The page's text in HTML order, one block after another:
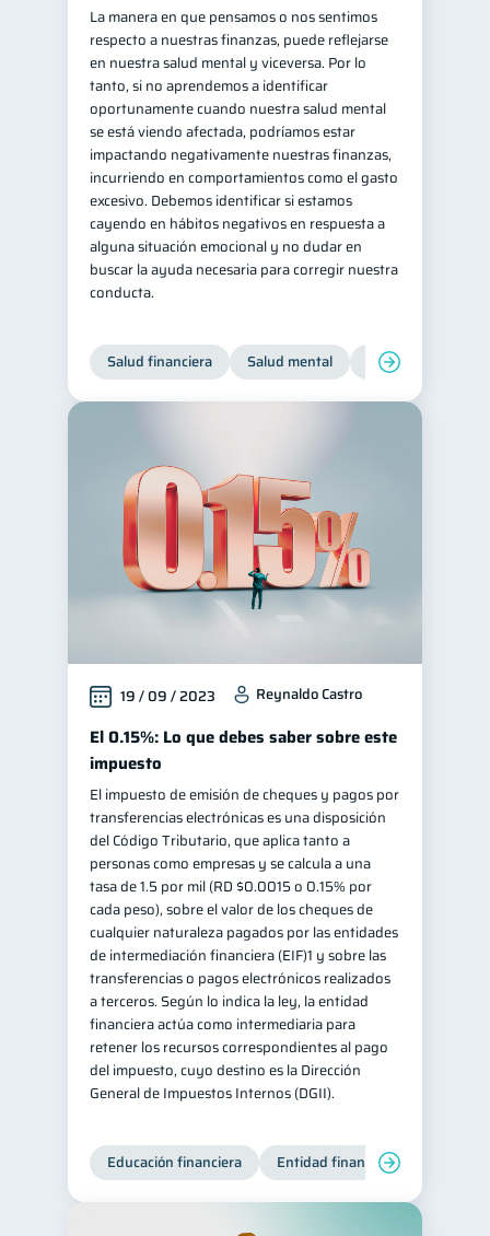
La manera en que pensamos o nos sentimos
respecto a nuestras finanzas, puede reflejarse
en nuestra salud mental y viceversa. Por lo
tanto, si no aprendemos a identificar
oportunamente cuando nuestra salud mental
se está viendo afectada, podríamos estar
impactando negativamente nuestras finanzas,
incurriendo en comportamientos como el gasto
excesivo. Debemos identificar si estamos
cayendo en hábitos negativos en respuesta a
alguna situación emocional y no dudar en
buscar la ayuda necesaria para corregir nuestra
conducta.
Salud financiera Salud mental Inclusión
19 / 09 / 2023 Reynaldo Castro
El 0.15%: Lo que debes saber sobre este
impuesto
El impuesto de emisión de cheques y pagos por
transferencias electrónicas es una disposición
del Código Tributario, que aplica tanto a
personas como empresas y se calcula a una
tasa de 1.5 por mil (RD $0.0015 o 0.15% por
cada peso), sobre el valor de los cheques de
cualquier naturaleza pagados por las entidades
de intermediación financiera (EIF)1 y sobre las
transferencias o pagos electrónicos realizados
a terceros. Según lo indica la ley, la entidad
financiera actúa como intermediaria para
retener los recursos correspondientes al pago
del impuesto, cuyo destino es la Dirección
General de Impuestos Internos (DGII).
Educación financiera Entidad financiera